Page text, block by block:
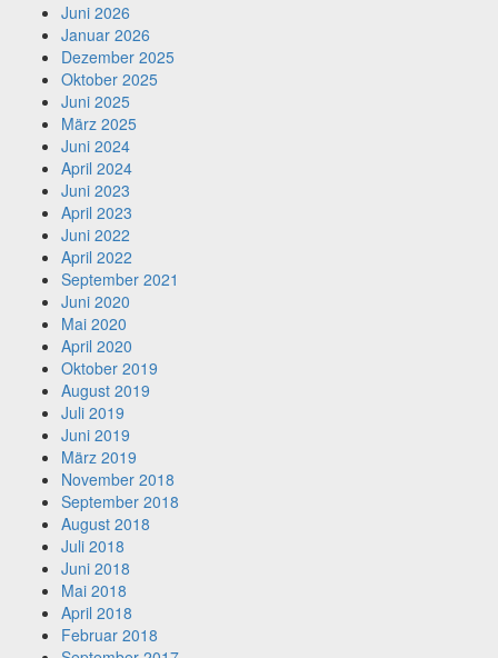
Juni 2026
Januar 2026
Dezember 2025
Oktober 2025
Juni 2025
März 2025
Juni 2024
April 2024
Juni 2023
April 2023
Juni 2022
April 2022
September 2021
Juni 2020
Mai 2020
April 2020
Oktober 2019
August 2019
Juli 2019
Juni 2019
März 2019
November 2018
September 2018
August 2018
Juli 2018
Juni 2018
Mai 2018
April 2018
Februar 2018